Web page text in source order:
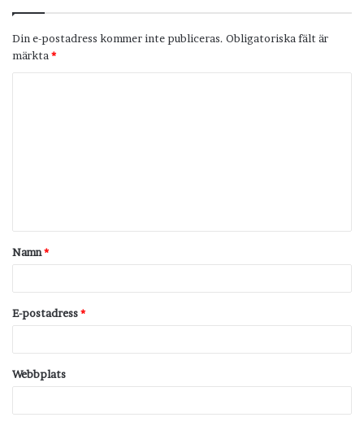
Din e-postadress kommer inte publiceras. Obligatoriska fält är
märkta *
t
a
Namn*
E-postadress*
Webbplats